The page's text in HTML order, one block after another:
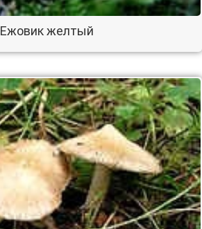
Ежовик желтый